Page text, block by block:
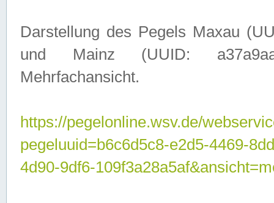
Darstellung des Pegels Maxau
und Mainz (UUID:
Mehrfachansicht.
https://pegelonline.wsv.de/
pegeluuid=b6c6d5c8-e2d5-4469-
4d90-9df6-